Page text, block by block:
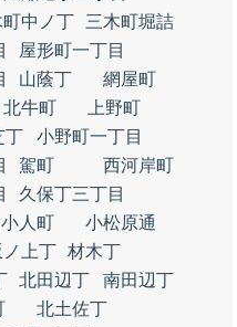
町中ノ丁
三木町堀詰
屋形町一丁目
山蔭丁
網屋町
北牛町
上野町
丁
小野町一丁目
駕町
西河岸町
久保丁三丁目
小人町
小松原通
上丁 材木丁
北田辺丁
南田辺丁
北土佐丁